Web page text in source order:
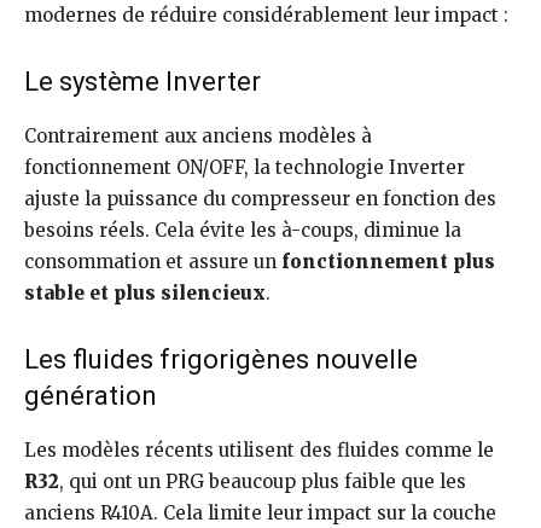
modernes de réduire considérablement leur impact :
Le système Inverter
Contrairement aux anciens modèles à
fonctionnement ON/OFF, la technologie Inverter
ajuste la puissance du compresseur en fonction des
besoins réels. Cela évite les à-coups, diminue la
consommation et assure un fonctionnement plus
stable et plus silencieux.
Les fluides frigorigènes nouvelle
génération
Les modèles récents utilisent des fluides comme le
R32, qui ont un PRG beaucoup plus faible que les
anciens R410A. Cela limite leur impact sur la couche